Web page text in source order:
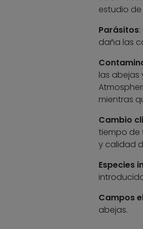
estudio
Parásitos
daña las
las abejas
mientras
Cambio
tiempo de
y calidad
Especies
Campos
abejas.